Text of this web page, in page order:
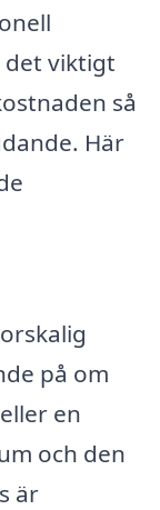
viktigt
så
Här
på om
en
och den
är